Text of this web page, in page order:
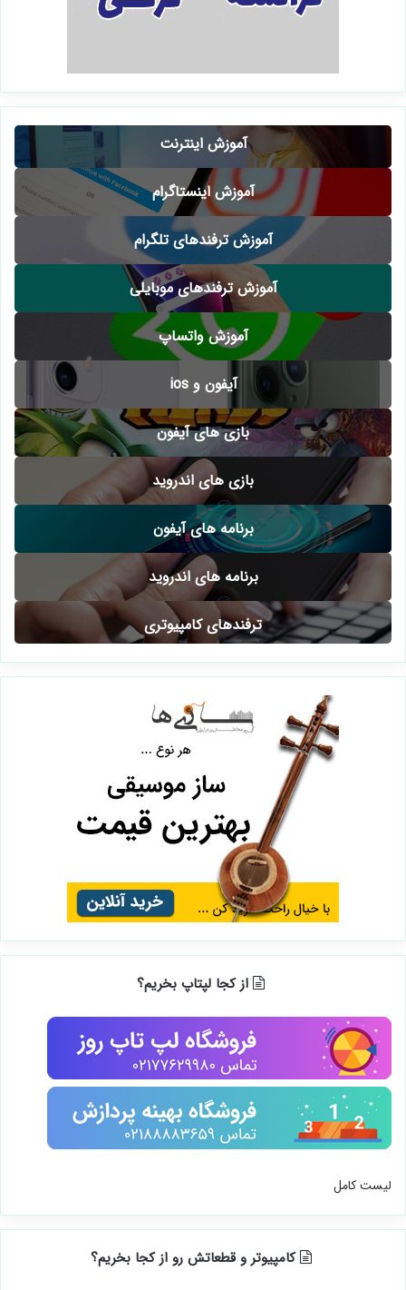
آموزش اینترنت
آموزش اینستاگرام
آموزش ترفندهای تلگرام
آموزش ترفندهای موبایلی
آموزش واتساپ
آیفون و ios
بازی های آیفون
بازی های اندروید
برنامه های آیفون
برنامه های اندروید
ترفندهای کامپیوتری
از کجا لپتاپ بخریم؟
لیست کامل
کامپیوتر و قطعاتش رو از کجا بخریم؟